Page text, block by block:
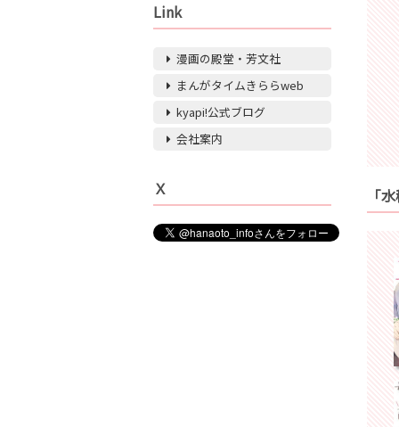
「
Link
漫画の殿堂・芳文社
まんがタイムきららweb
kyapi!公式ブログ
会社案内
Ｘ